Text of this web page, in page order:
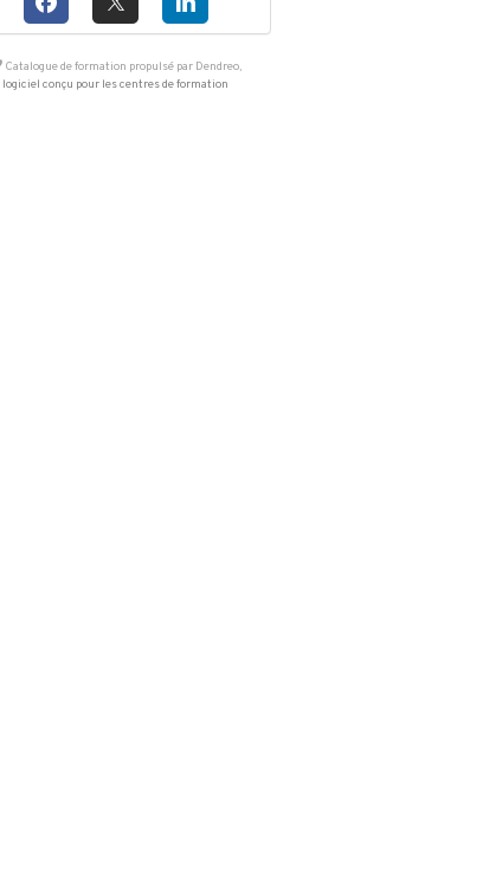
Catalogue de formation propulsé par Dendreo,
logiciel conçu pour les centres de formation